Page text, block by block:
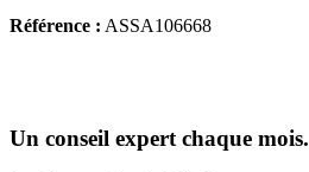
Référence : ASSA106668
Un conseil expert chaque mois.